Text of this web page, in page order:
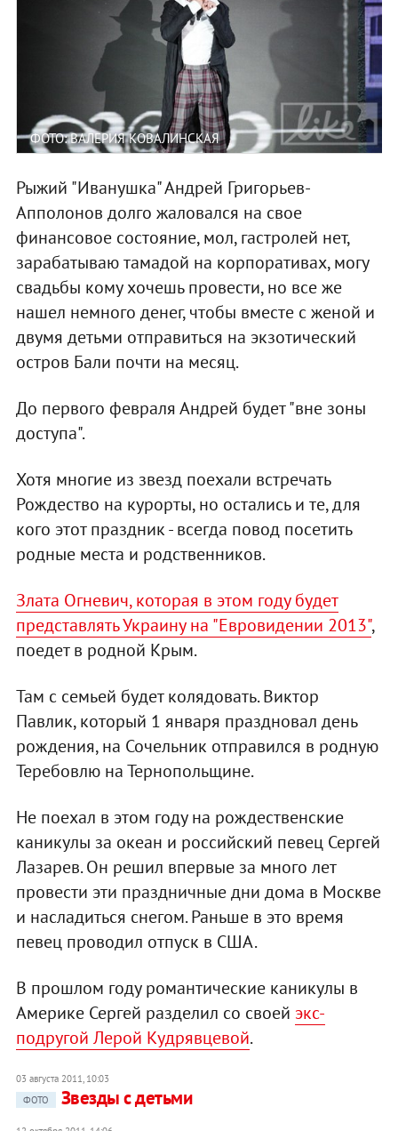
ФОТО: ВАЛЕРИЯ КОВАЛИНСКАЯ
Рыжий "Иванушка" Андрей Григорьев-
Апполонов долго жаловался на свое
финансовое состояние, мол, гастролей нет,
зарабатываю тамадой на корпоративах, могу
свадьбы кому хочешь провести, но все же
нашел немного денег, чтобы вместе с женой и
двумя детьми отправиться на экзотический
остров Бали почти на месяц.
До первого февраля Андрей будет "вне зоны
доступа".
Хотя многие из звезд поехали встречать
Рождество на курорты, но остались и те, для
кого этот праздник - всегда повод посетить
родные места и родственников.
Злата Огневич, которая в этом году будет
представлять Украину на "Евровидении 2013",
поедет в родной Крым.
Там с семьей будет колядовать. Виктор
Павлик, который 1 января праздновал день
рождения, на Сочельник отправился в родную
Теребовлю на Тернопольщине.
Не поехал в этом году на рождественские
каникулы за океан и российский певец Сергей
Лазарев. Он решил впервые за много лет
провести эти праздничные дни дома в Москве
и насладиться снегом. Раньше в это время
певец проводил отпуск в США.
В прошлом году романтические каникулы в
Америке Сергей разделил со своей экс-
подругой Лерой Кудрявцевой.
03 августа 2011, 10:03
ФОТО
Звезды с детьми